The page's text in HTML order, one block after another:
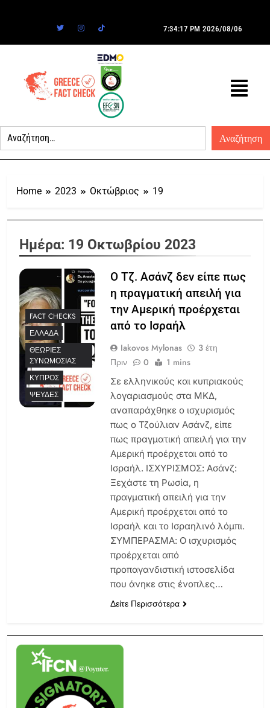
7:34:17 PM 2026/08/06
Home 2023 Οκτώβριος 19
Ημέρα: 19 Οκτωβρίου 2023
FACT CHECKS
ΕΛΛΆΔΑ
ΘΕΩΡΊΕΣ
ΣΥΝΩΜΟΣΊΑΣ
ΚΎΠΡΟΣ
ΨΕΥΔΈΣ
Ο Τζ. Ασάνζ δεν είπε πως
η πραγματική απειλή για
την Αμερική προέρχεται
από το Ισραήλ
Iakovos Mylonas
3 έτη
Πριν
0 1 mins
Σε ελληνικούς και κυπριακούς
λογαριασμούς στα ΜΚΔ,
αναπαράχθηκε ο ισχυρισμός
πως ο Τζούλιαν Ασάνζ, είπε
πως πραγματική απειλή για την
Αμερική προέρχεται από το
Ισραήλ. ΙΣΧΥΡΙΣΜΟΣ: Ασάνζ:
Ξεχάστε τη Ρωσία, η
πραγματική απειλή για την
Αμερική προέρχεται από το
Ισραήλ και το Ισραηλινό λόμπι.
ΣΥΜΠΕΡΑΣΜΑ: Ο ισχυρισμός
προέρχεται από
προπαγανδιστική ιστοσελίδα
που άνηκε στις ένοπλες…
Δείτε Περισσότερα